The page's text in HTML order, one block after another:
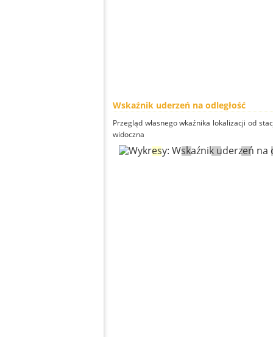
Wskaźnik uderzeń na odległość
Przegląd własnego wkaźnika lokalizacji od
widoczna